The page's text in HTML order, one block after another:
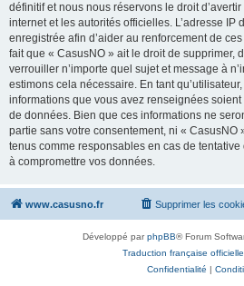
définitif et nous nous réservons le droit
internet et les autorités officielles. L’adresse IP
enregistrée afin d’aider au renforcement de
fait que « CasusNO » ait le droit de supprimer,
verrouiller n’importe quel sujet et message à
estimons cela nécessaire. En tant
informations que vous avez renseignées
de données. Bien que ces informations ne
partie sans votre consentement, ni « CasusNO
tenus comme responsables en cas de
à compromettre vos données.
www.casusno.fr Supprimer les
Développé parphpBB® Forum
Traduction française officielle
Confidentialité |